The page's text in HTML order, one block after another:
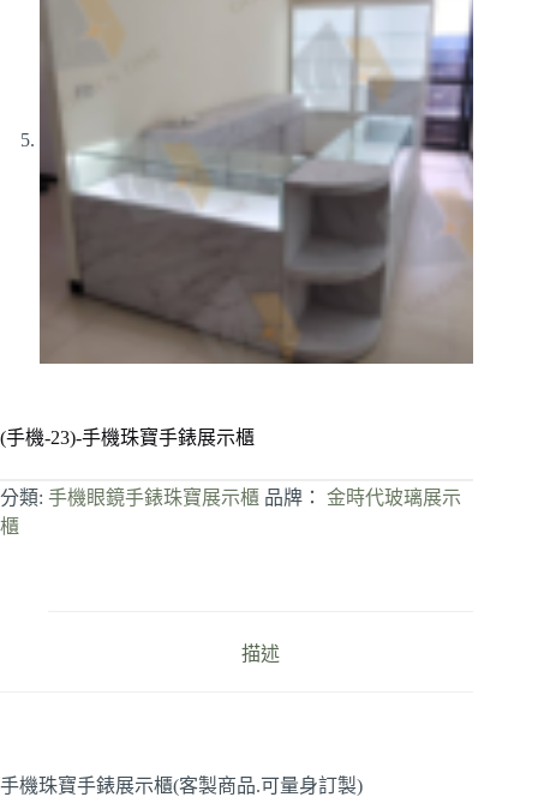
(手機-23)-手機珠寶手錶展示櫃
分類: 手機眼鏡手錶珠寶展示櫃 品牌： 金時代玻璃展示
櫃
描述
手機珠寶手錶展示櫃(客製商品.可量身訂製)